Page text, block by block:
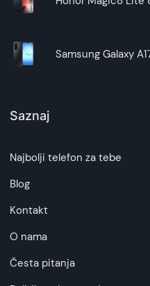
Samsung Galaxy
Saznaj
Najbolji telefon za tebe
Blog
Kontakt
O nama
Česta pitanja